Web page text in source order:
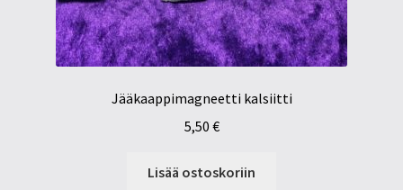
Jääkaappimagneetti kalsiitti
5,50 €
Lisää ostoskoriin